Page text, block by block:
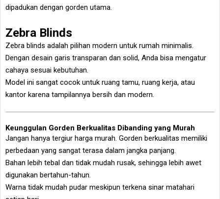
dipadukan dengan gorden utama.
Zebra Blinds
Zebra blinds adalah pilihan modern untuk rumah minimalis.
Dengan desain garis transparan dan solid, Anda bisa mengatur
cahaya sesuai kebutuhan.
Model ini sangat cocok untuk ruang tamu, ruang kerja, atau
kantor karena tampilannya bersih dan modern.
Keunggulan Gorden Berkualitas Dibanding yang Murah
Jangan hanya tergiur harga murah. Gorden berkualitas memiliki
perbedaan yang sangat terasa dalam jangka panjang.
Bahan lebih tebal dan tidak mudah rusak, sehingga lebih awet
digunakan bertahun-tahun.
Warna tidak mudah pudar meskipun terkena sinar matahari